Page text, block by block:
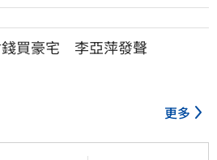
買豪宅 李亞萍發聲
更多